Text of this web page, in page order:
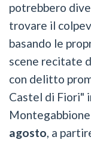
potrebbero
trovare il
basando le
scene recitate
con delitto
Castel di Fiori"
agosto, a